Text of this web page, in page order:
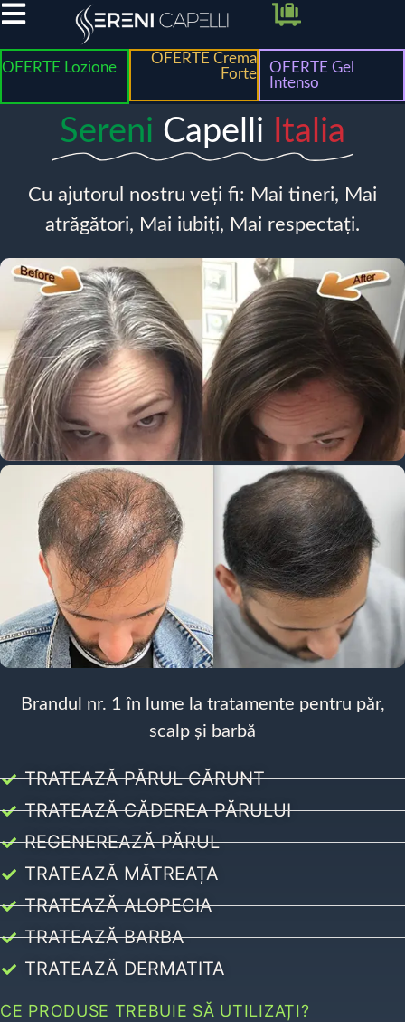
OFERTE Lozione
OFERTE Crema
Forte
OFERTE Gel
Intenso
Sereni Capelli Italia
Cu ajutorul nostru veți fi: Mai tineri, Mai
atrăgători, Mai iubiți, Mai respectați.
Brandul nr. 1 în lume la tratamente pentru păr,
scalp și barbă
TRATEAZĂ PĂRUL CĂRUNT
TRATEAZĂ CĂDEREA PĂRULUI
REGENEREAZĂ PĂRUL
TRATEAZĂ MĂTREAȚA
TRATEAZĂ ALOPECIA
TRATEAZĂ BARBA
TRATEAZĂ DERMATITA
CE PRODUSE TREBUIE SĂ UTILIZAȚI?